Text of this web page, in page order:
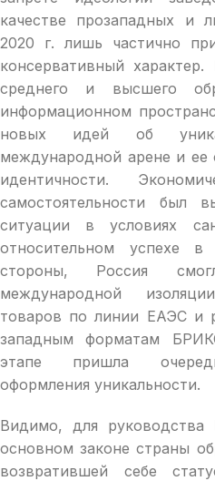
качестве прозападных и
2020 г. лишь частично
консервативный
среднего и высшего
информационном
новых идей об
международной арене и ее
идентичности.
самостоятельности был
ситуации в условиях
относительном успехе
стороны, Россия
международной
товаров по линии ЕАЭС и
западным форматам
этапе пришла
оформления уникальности.
Видимо, для
основном законе страны
возвратившей себе